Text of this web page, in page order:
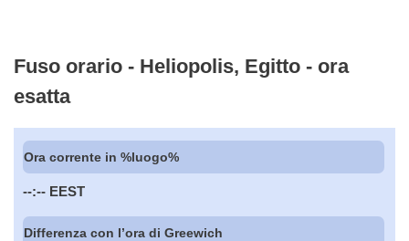
Fuso orario - Heliopolis, Egitto - ora
esatta
Ora corrente in %luogo%
--:-- EEST
Differenza con l’ora di Greewich